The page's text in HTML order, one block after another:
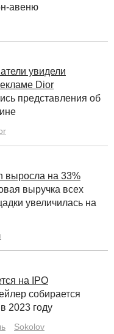
авеню
увидели
Dior
представления об
выросла на 33%
выручка всех
увеличилась на
на IPO
собирается
2023 году
Sokolov